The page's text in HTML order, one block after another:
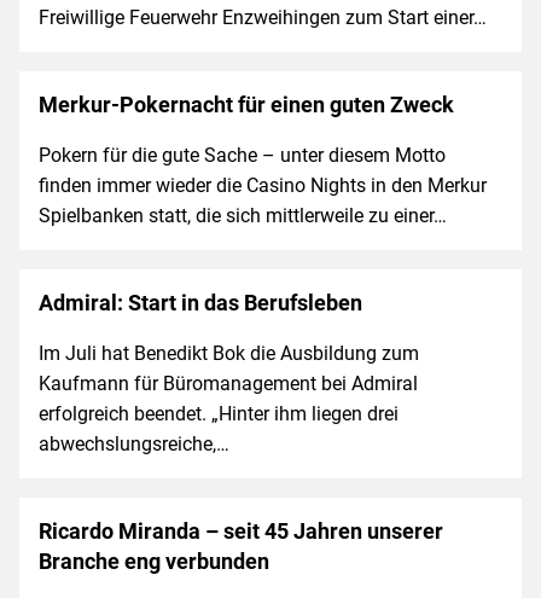
Freiwillige Feuerwehr Enzweihingen zum Start einer…
Merkur-Pokernacht für einen guten Zweck
Pokern für die gute Sache – unter diesem Motto
finden immer wieder die Casino Nights in den Merkur
Spielbanken statt, die sich mittlerweile zu einer…
Admiral: Start in das Berufsleben
Im Juli hat Benedikt Bok die Ausbildung zum
Kaufmann für Büromanagement bei Admiral
erfolgreich beendet. „Hinter ihm liegen drei
abwechslungsreiche,…
Ricardo Miranda – seit 45 Jahren unserer
Branche eng verbunden